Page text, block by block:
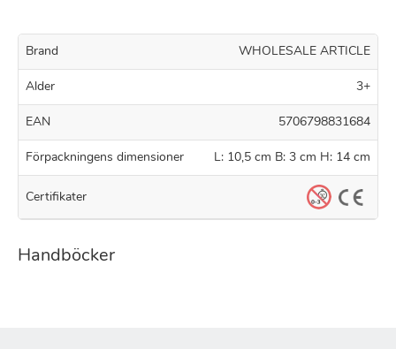
Brand WHOLESALE ARTICLE
Alder 3+
EAN 5706798831684
Förpackningens dimensioner L: 10,5 cm B: 3 cm H: 14 cm
Certifikater
Handböcker